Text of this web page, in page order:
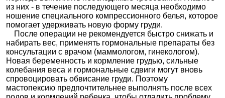
из них - в течение последующего месяца необходимо
ношение специального компрессионного белья, которое
помогает удерживать новую форму груди.
После операции не рекомендуется быстро снижать и
набирать вес, применять гормональные препараты без
консультации с врачом (маммологом, гинекологом).
Новая беременность и кормление грудью, сильные
колебания веса и гормональные сдвиги могут вновь
спровоцировать обвисание груди. Поэтому
мастопексию предпочтительнее выполнять после всех